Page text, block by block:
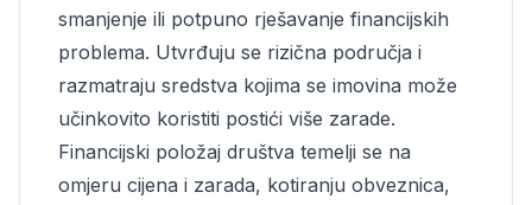
smanjenje ili potpuno rješavanje financijskih
problema. Utvrđuju se rizična područja i
razmatraju sredstva kojima se imovina može
učinkovito koristiti postići više zarade.
Financijski položaj društva temelji se na
omjeru cijena i zarada, kotiranju obveznica,